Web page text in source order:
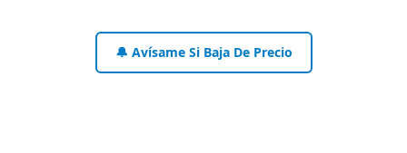
🔔 Avísame Si Baja De Precio